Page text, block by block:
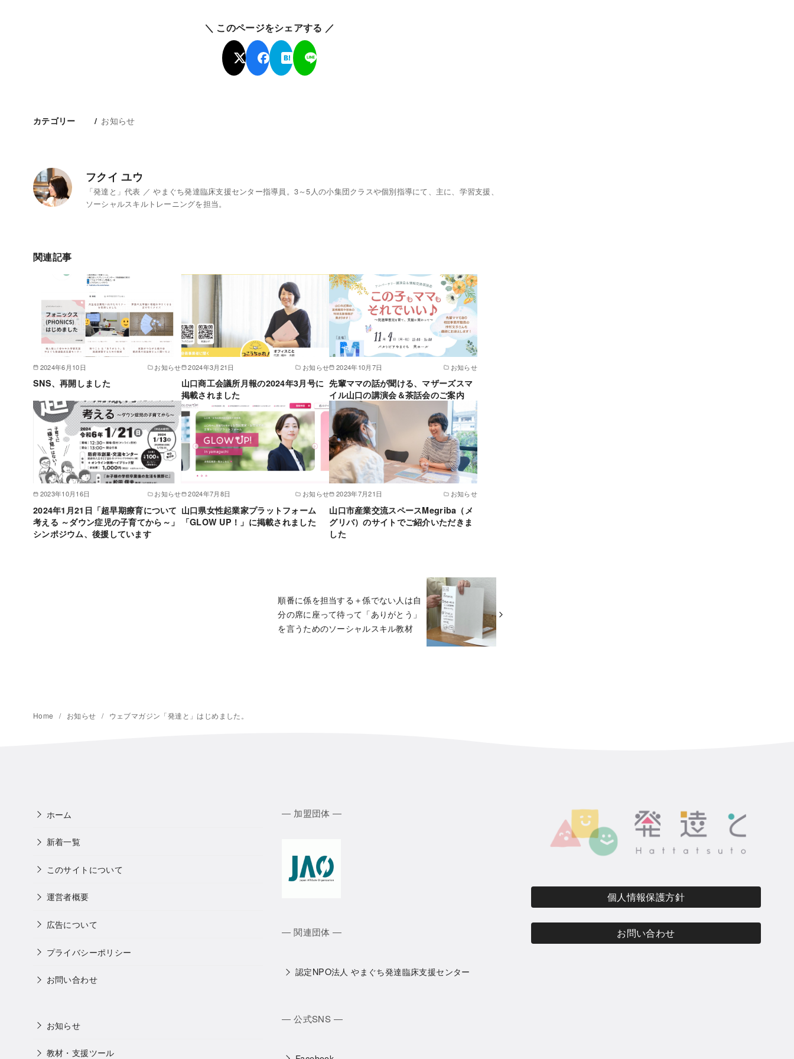
＼ このページをシェアする ／
カテゴリー お知らせ
フクイ ユウ
「発達と」代表 ／ やまぐち発達臨床支援センター指導員。3～5人の小集団クラスや個別指導にて、主に、学習支援、
ソーシャルスキルトレーニングを担当。
関連記事
2024年6月10日 お知らせ
SNS、再開しました
2024年3月21日 お知らせ
山口商工会議所月報の2024年3月号に
掲載されました
2024年10月7日 お知らせ
先輩ママの話が聞ける、マザーズスマ
イル山口の講演会＆茶話会のご案内
2023年10月16日 お知らせ
2024年1月21日「超早期療育について
考える ～ダウン症児の子育てから～」
シンポジウム、後援しています
2024年7月8日 お知らせ
山口県女性起業家プラットフォーム
「GLOW UP！」に掲載されました
2023年7月21日 お知らせ
山口市産業交流スペースMegriba（メ
グリバ）のサイトでご紹介いただきま
した
順番に係を担当する＋係でない人は自
分の席に座って待って「ありがとう」
を言うためのソーシャルスキル教材
Home お知らせ ウェブマガジン「発達と」はじめました。
ホーム
新着一覧
このサイトについて
運営者概要
広告について
プライバシーポリシー
お問い合わせ
お知らせ
教材・支援ツール
― 加盟団体 ―
― 関連団体 ―
認定NPO法人 やまぐち発達臨床支援センター
― 公式SNS ―
個人情報保護方針
お問い合わせ